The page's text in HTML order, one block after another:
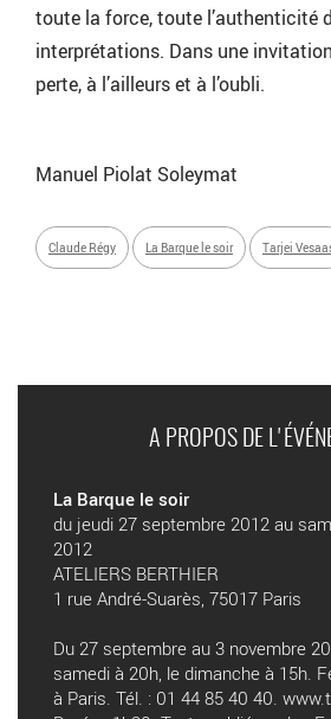
toute la force, toute l’authenticité
interprétations. Dans une
perte, à l’ailleurs et à l’oubli.
Manuel Piolat Soleymat
Claude Régy La Barque le soir Tarjei
A PROPOS DE
La Barque le soir
du jeudi 27 septembre 2012 au
2012
ATELIERS BERTHIER
1 rue André-Suarès, 75017 Paris
Du 27 septembre au 3 novembre
samedi à 20h, le dimanche à 15h.
à Paris. Tél. : 01 44 85 40 40.